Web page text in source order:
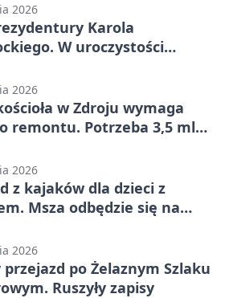
2026
Karola
W uroczystości
2026
w Zdroju wymaga
remontu. Potrzeba 3,5 mln
2026
z kajaków dla dzieci z
Msza odbędzie się na
2026
przejazd po Żelaznym Szlaku
Ruszyły zapisy